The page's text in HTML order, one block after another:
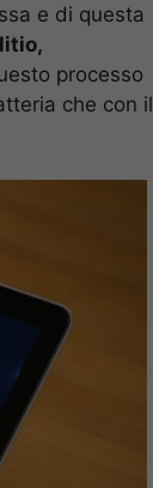
e di questa
processo
che con il